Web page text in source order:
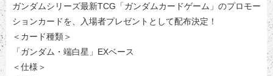
ガンダムシリーズ最新TCG「ガンダムカードゲーム」のプロモー
ションカードを、入場者プレゼントとして配布決定！
＜カード種類＞
「ガンダム・端白星」EXベース
＜仕様＞